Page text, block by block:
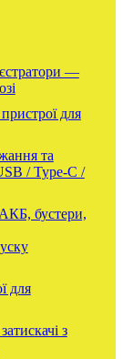
—
для
та
/ Type-C /
бустери,
для
з